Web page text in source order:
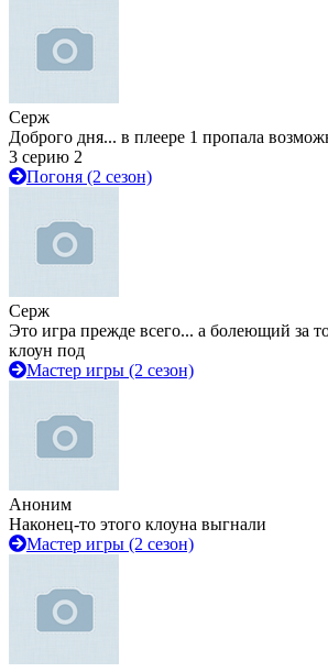
Серж
Доброго дня... в плеере 1 пропала
3 серию 2
Погоня (2 сезон)
Серж
Это игра прежде всего... а болеющий за
клоун под
Мастер игры (2 сезон)
Аноним
Наконец-то этого клоуна выгнали
Мастер игры (2 сезон)